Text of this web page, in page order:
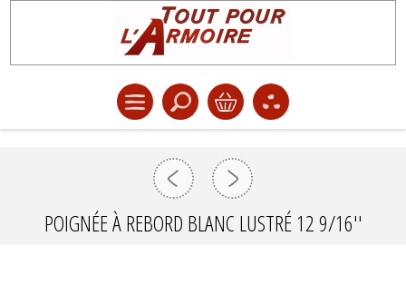
POIGNÉE À REBORD BLANC LUSTRÉ 12 9/16''